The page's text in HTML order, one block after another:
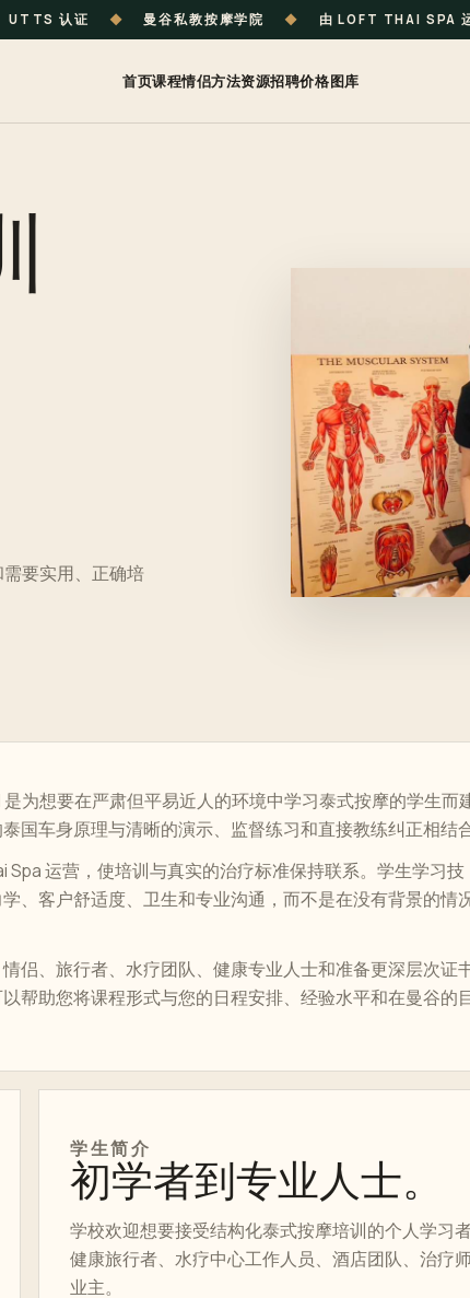
UTTS 认证 ◆ 曼谷私教按摩学院 ◆ 由 LOFT THAI SPA
首页课程情侣方法资源招聘价格图库
要实用、正确培
为想要在严肃但平易近人的环境中学习泰式按摩的学生而
国车身原理与清晰的演示、监督练习和直接教练纠正相结
Spa 运营，使培训与真实的治疗标准保持联系。学生学习技
、客户舒适度、卫生和专业沟通，而不是在没有背景的情
侣、旅行者、水疗团队、健康专业人士和准备更深层次证
帮助您将课程形式与您的日程安排、经验水平和在曼谷的
学生简介
初学者到专业人士。
学校欢迎想要接受结构化泰式按摩培训的个人学习
健康旅行者、水疗中心工作人员、酒店团队、治疗
业主。